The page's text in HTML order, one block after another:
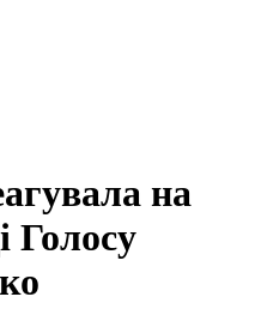
на
Голосу